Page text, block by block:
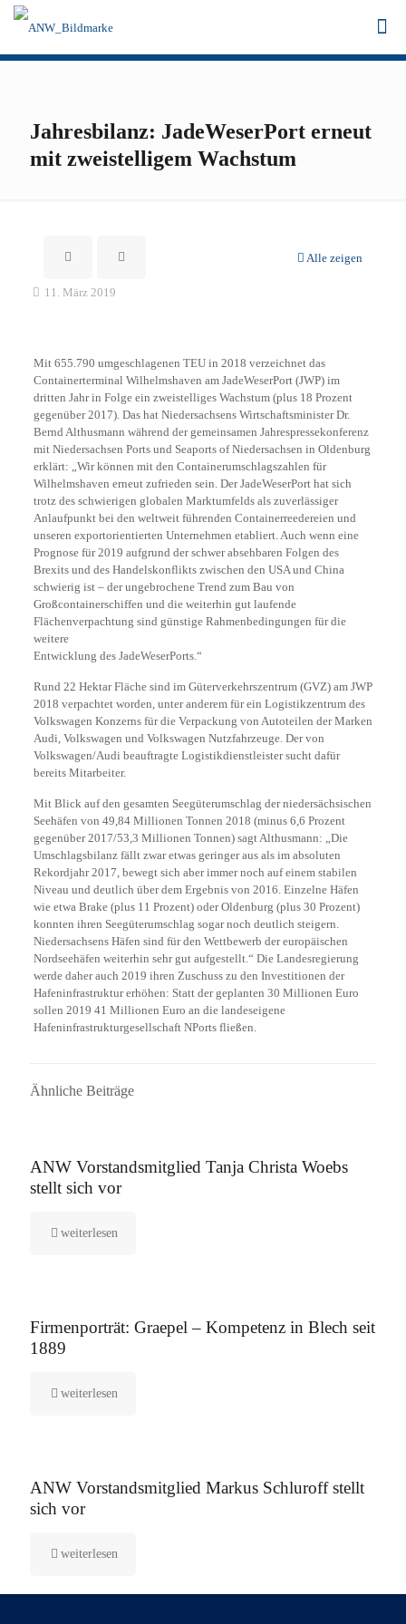
Jahresbilanz: JadeWeserPort erneut
mit zweistelligem Wachstum
Alle zeigen
11. März 2019
Mit 655.790 umgeschlagenen TEU in 2018 verzeichnet das
Containerterminal Wilhelmshaven am JadeWeserPort (JWP) im
dritten Jahr in Folge ein zweistelliges Wachstum (plus 18 Prozent
gegenüber 2017). Das hat Niedersachsens Wirtschaftsminister Dr.
Bernd Althusmann während der gemeinsamen Jahrespressekonferenz
mit Niedersachsen Ports und Seaports of Niedersachsen in Oldenburg
erklärt: „Wir können mit den Containerumschlagszahlen für
Wilhelmshaven erneut zufrieden sein. Der JadeWeserPort hat sich
trotz des schwierigen globalen Marktumfelds als zuverlässiger
Anlaufpunkt bei den weltweit führenden Containerreedereien und
unseren exportorientierten Unternehmen etabliert. Auch wenn eine
Prognose für 2019 aufgrund der schwer absehbaren Folgen des
Brexits und des Handelskonflikts zwischen den USA und China
schwierig ist – der ungebrochene Trend zum Bau von
Großcontainerschiffen und die weiterhin gut laufende
Flächenverpachtung sind günstige Rahmenbedingungen für die
weitere
Entwicklung des JadeWeserPorts.“
Rund 22 Hektar Fläche sind im Güterverkehrszentrum (GVZ) am JWP
2018 verpachtet worden, unter anderem für ein Logistikzentrum des
Volkswagen Konzerns für die Verpackung von Autoteilen der Marken
Audi, Volkswagen und Volkswagen Nutzfahrzeuge. Der von
Volkswagen/Audi beauftragte Logistikdienstleister sucht dafür
bereits Mitarbeiter.
Mit Blick auf den gesamten Seegüterumschlag der niedersächsischen
Seehäfen von 49,84 Millionen Tonnen 2018 (minus 6,6 Prozent
gegenüber 2017/53,3 Millionen Tonnen) sagt Althusmann: „Die
Umschlagsbilanz fällt zwar etwas geringer aus als im absoluten
Rekordjahr 2017, bewegt sich aber immer noch auf einem stabilen
Niveau und deutlich über dem Ergebnis von 2016. Einzelne Häfen
wie etwa Brake (plus 11 Prozent) oder Oldenburg (plus 30 Prozent)
konnten ihren Seegüterumschlag sogar noch deutlich steigern.
Niedersachsens Häfen sind für den Wettbewerb der europäischen
Nordseehäfen weiterhin sehr gut aufgestellt.“ Die Landesregierung
werde daher auch 2019 ihren Zuschuss zu den Investitionen der
Hafeninfrastruktur erhöhen: Statt der geplanten 30 Millionen Euro
sollen 2019 41 Millionen Euro an die landeseigene
Hafeninfrastrukturgesellschaft NPorts fließen.
Ähnliche Beiträge
ANW Vorstandsmitglied Tanja Christa Woebs
stellt sich vor
weiterlesen
Firmenporträt: Graepel – Kompetenz in Blech seit
1889
weiterlesen
ANW Vorstandsmitglied Markus Schluroff stellt
sich vor
weiterlesen